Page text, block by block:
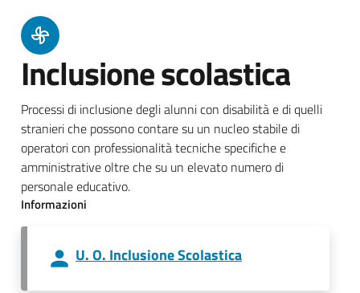
Inclusione scolastica
Processi di inclusione degli alunni con disabilità e di quelli
stranieri che possono contare su un nucleo stabile di
operatori con professionalità tecniche specifiche e
amministrative oltre che su un elevato numero di
personale educativo.
Informazioni
U. O. Inclusione Scolastica